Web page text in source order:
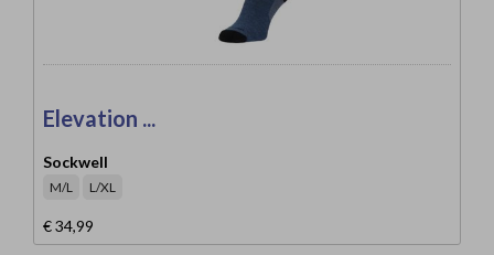
Elevation ...
Sockwell
M/L L/XL
€ 34,99